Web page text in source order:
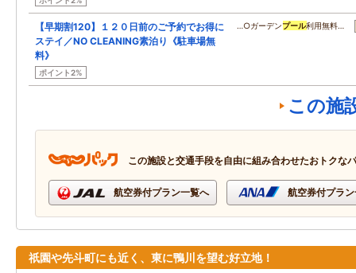
【早期割120】１２０日前のご予約でお得に
ステイ／NO CLEANING素泊り《駐車場無
料》
ポイント2%
…○ガーデンプール利用無料…
この施
この施設と交通手段を自由に組み合わせたおトクな
航空券付プラン一覧へ 航空券付プラ
祇園や先斗町にも近く、東に鴨川を望む好立地！